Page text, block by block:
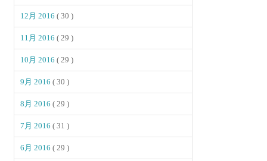
12月 2016( 30 )
11月 2016( 29 )
10月 2016( 29 )
9月 2016( 30 )
8月 2016( 29 )
7月 2016( 31 )
6月 2016( 29 )